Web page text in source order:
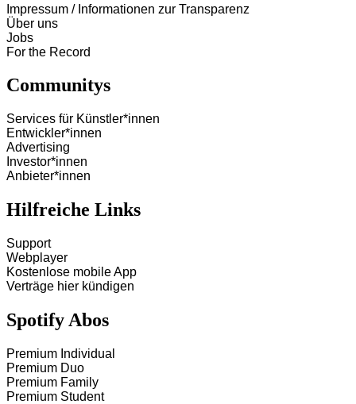
Impressum / Informationen zur Transparenz
Über uns
Jobs
For the Record
Communitys
Services für Künstler*innen
Entwickler*innen
Advertising
Investor*innen
Anbieter*innen
Hilfreiche Links
Support
Webplayer
Kostenlose mobile App
Verträge hier kündigen
Spotify Abos
Premium Individual
Premium Duo
Premium Family
Premium Student